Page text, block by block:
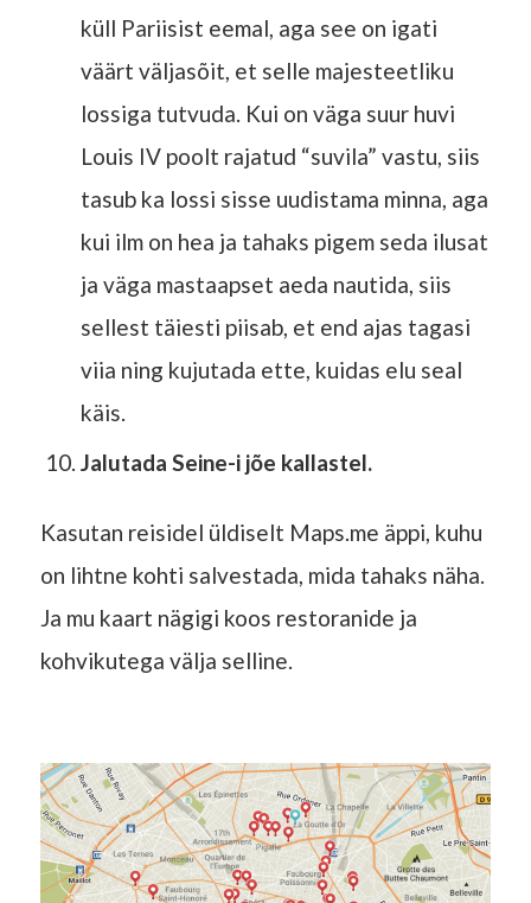
küll Pariisist eemal, aga see on igati
väärt väljasõit, et selle majesteetliku
lossiga tutvuda. Kui on väga suur huvi
Louis IV poolt rajatud “suvila” vastu, siis
tasub ka lossi sisse uudistama minna, aga
kui ilm on hea ja tahaks pigem seda ilusat
ja väga mastaapset aeda nautida, siis
sellest täiesti piisab, et end ajas tagasi
viia ning kujutada ette, kuidas elu seal
käis.
Jalutada Seine-i jõe kallastel.
Kasutan reisidel üldiselt Maps.me äppi, kuhu
on lihtne kohti salvestada, mida tahaks näha.
Ja mu kaart nägigi koos restoranide ja
kohvikutega välja selline.